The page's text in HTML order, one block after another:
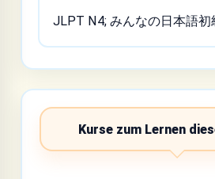
JLPT N4; みんなの日本語初
Kurse zum Lernen